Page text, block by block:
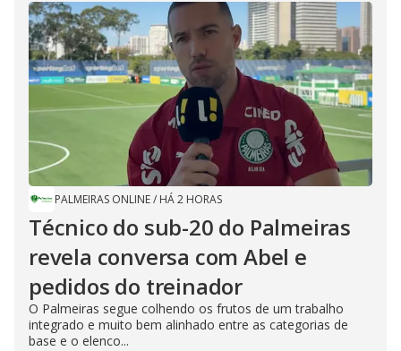
PALMEIRAS ONLINE/ HÁ 2 HORAS
Técnico do sub-20 do Palmeiras
revela conversa com Abel e
pedidos do treinador
O Palmeiras segue colhendo os frutos de um trabalho
integrado e muito bem alinhado entre as categorias de
base e o elenco...